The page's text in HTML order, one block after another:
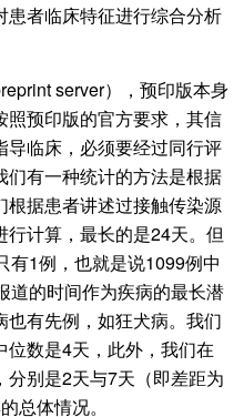
者临床特征进行综合分析
server），预印版本身
预印版的官方要求，其信
临床，必须要经过同行评
有一种统计的方法是根据
根据患者讲述过接触传染源
计算，最长的是24天。但
有1例，也就是说1099例中
道的时间作为疾病的最长潜
有先例，如狂犬病。我们
数是4天，此外，我们在
别是2天与7天（即差距为
总体情况。